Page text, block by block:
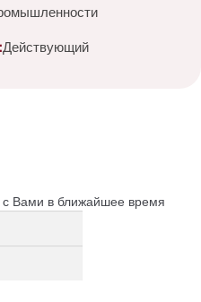
Действующий
Вами в ближайшее время